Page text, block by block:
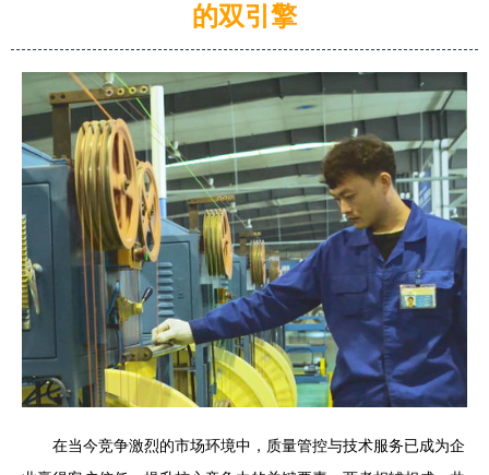
的双引擎
在当今竞争激烈的市场环境中，质量管控与技术服务已成为企